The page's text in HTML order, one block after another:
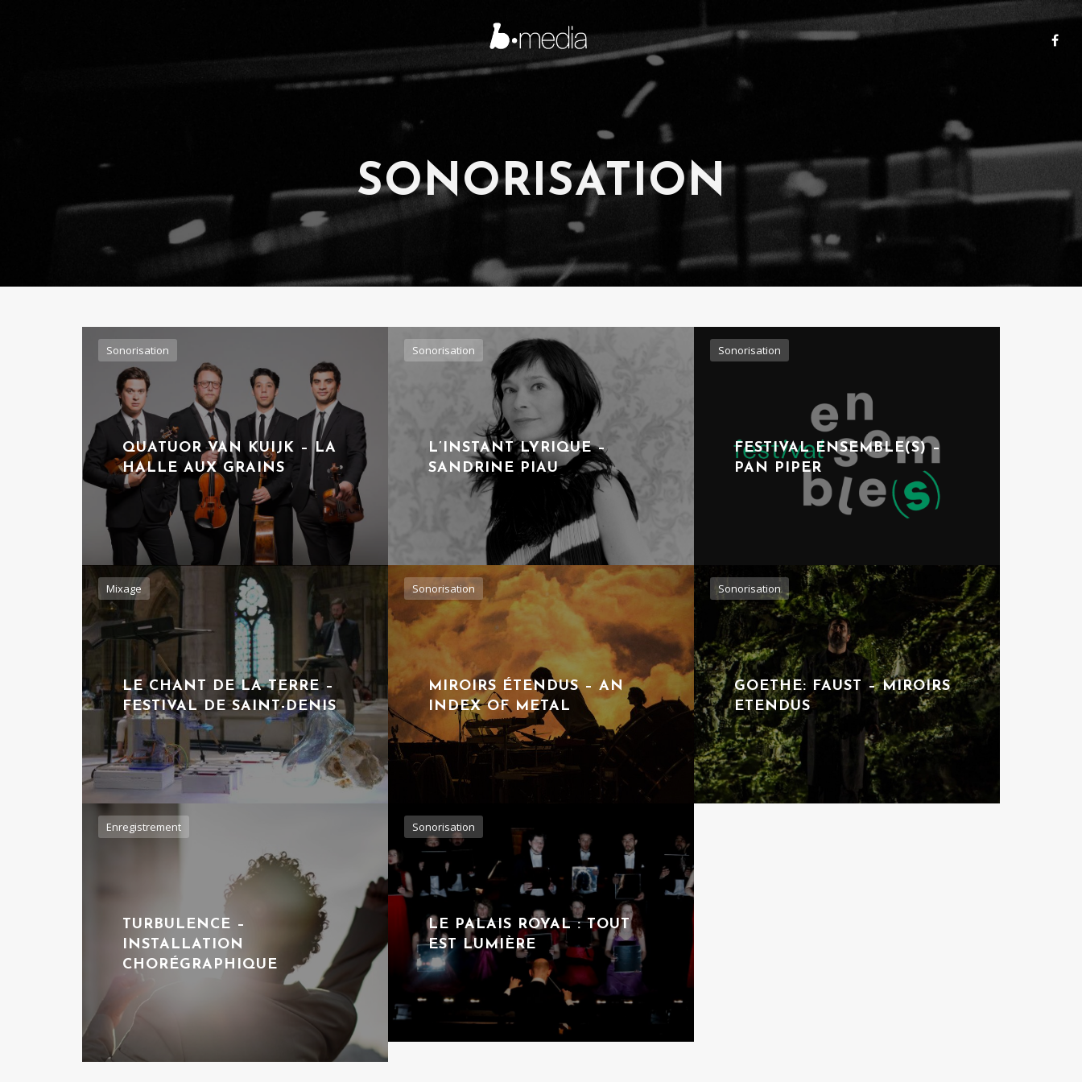
SONORISATION
Sonorisation
QUATUOR VAN KUIJK – LA
HALLE AUX GRAINS
Sonorisation
L’INSTANT LYRIQUE –
SANDRINE PIAU
Sonorisation
FESTIVAL ENSEMBLE(S) –
PAN PIPER
Mixage
LE CHANT DE LA TERRE –
FESTIVAL DE SAINT-DENIS
Sonorisation
MIROIRS ÉTENDUS – AN
INDEX OF METAL
Sonorisation
GOETHE: FAUST – MIROIRS
ETENDUS
Enregistrement
TURBULENCE –
INSTALLATION
CHORÉGRAPHIQUE
Sonorisation
LE PALAIS ROYAL : TOUT
EST LUMIÈRE